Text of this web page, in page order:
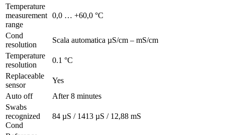
Temperature
measurement
range
0,0 … +60,0 °C
Cond
resolution
Scala automatica µS/cm – mS/cm
Temperature
resolution
0.1 °C
Replaceable
sensor
Yes
Auto off
After 8 minutes
Swabs
recognized
Cond
84 µS / 1413 µS / 12,88 mS